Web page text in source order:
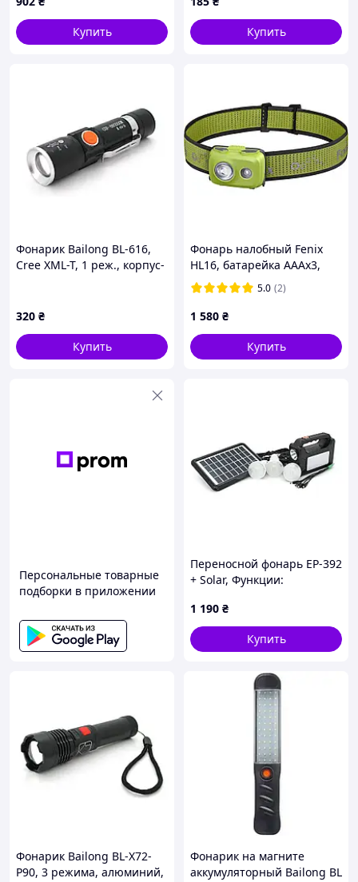
Купить
Купить
Фонарик Bailong BL-616,
Cree XML-T, 1 реж., корпус-
встроенный аккумулятор,
320 ₴
Купить
Фонарь налобный Fenix
HL16, батарейка АААх3,
130 х 103 х 39 мм, Green
5.0 (2)
1 580 ₴
Купить
Персональные товарные
подборки в приложении
Переносной фонарь EP-392
+ Solar, Функции:
6V/4000mAh, 3 выносные
лампочки 3W,
175х65х125мм, Black, Box
1 190 ₴
Купить
Фонарик Bailong BL-X72-
P90, 3 режима, алюминий,
Фонарик на магните
аккумуляторный Bailong BL